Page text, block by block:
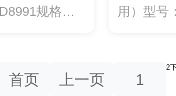
规格：
用）型号
首页 上一页 1
2